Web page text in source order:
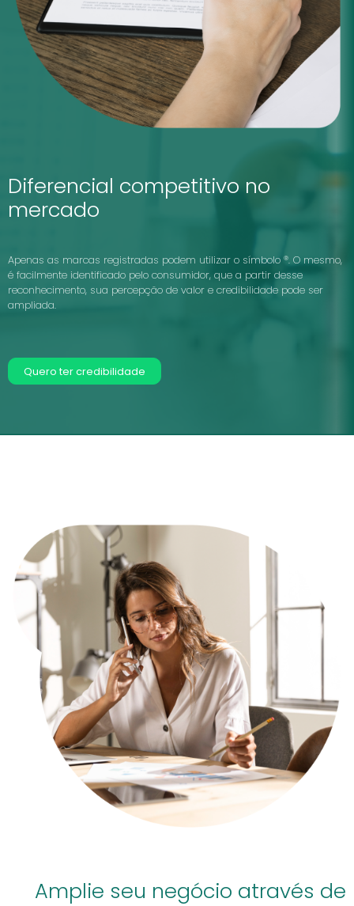
Diferencial competitivo no
mercado
Apenas as marcas registradas podem utilizar o símbolo ®. O mesmo,
é facilmente identificado pelo consumidor, que a partir desse
reconhecimento, sua percepção de valor e credibilidade pode ser
ampliada.
Quero ter credibilidade
Amplie seu negócio através de